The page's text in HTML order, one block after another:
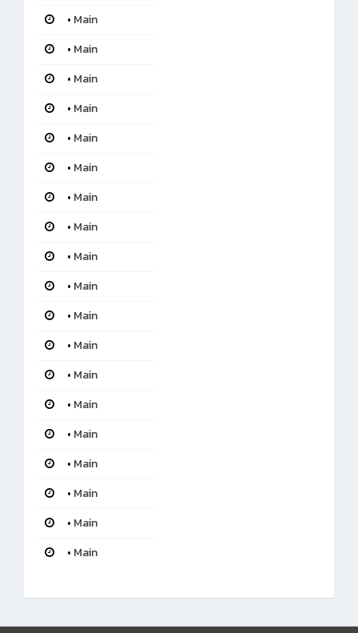
• Main
• Main
• Main
• Main
• Main
• Main
• Main
• Main
• Main
• Main
• Main
• Main
• Main
• Main
• Main
• Main
• Main
• Main
• Main